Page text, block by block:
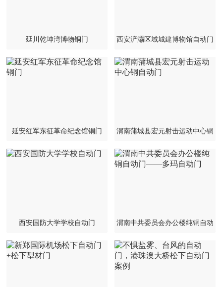
延川乾坤湾博物铜门 西安浐灞区域城建博物馆自动门
延安红军东征革命纪念馆铜门 渭南蒲城县宏元射击运动中心铜
自动门
西安国防大学学校自动门 渭南中共委员会办公楼纯铜自动
门——多玛自动门